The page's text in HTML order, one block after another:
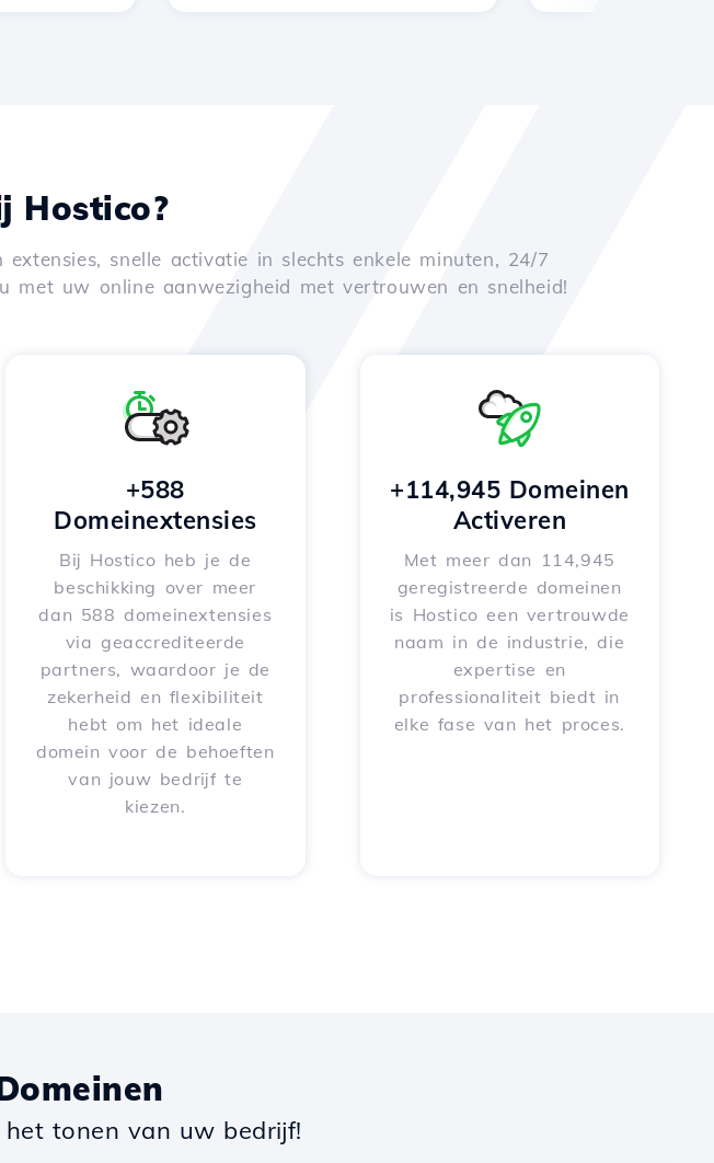
Hostico?
snelle activatie in slechts enkele minuten, 24/7
met uw online aanwezigheid met vertrouwen en snelheid!
+588
Domeinextensies
Bij Hostico heb je de
beschikking over meer
dan 588 domeinextensies
via geaccrediteerde
partners, waardoor je de
zekerheid en flexibiliteit
hebt om het ideale
domein voor de behoeften
van jouw bedrijf te
kiezen.
+114,945 Domeinen
Activeren
Met meer dan 114,945
geregistreerde domeinen
is Hostico een vertrouwde
naam in de industrie, die
expertise en
professionaliteit biedt in
elke fase van het proces.
tonen van uw bedrijf!